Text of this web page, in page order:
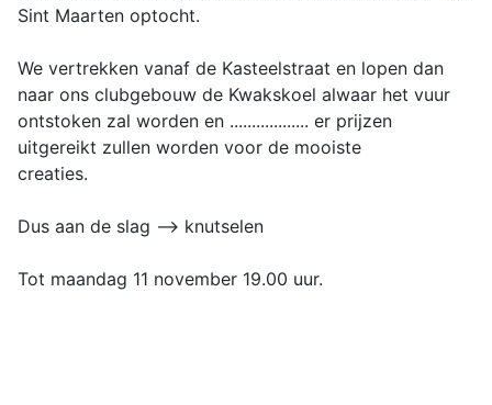
Sint Maarten optocht.
We vertrekken vanaf de Kasteelstraat en lopen dan
naar ons clubgebouw de Kwakskoel alwaar het vuur
ontstoken zal worden en .................. er prijzen
uitgereikt zullen worden voor de mooiste
creaties.
Dus aan de slag --> knutselen
Tot maandag 11 november 19.00 uur.